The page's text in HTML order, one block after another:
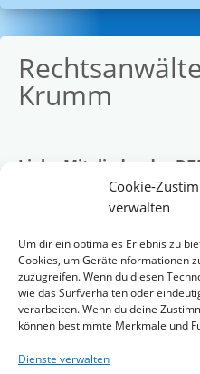
Cookie-
verwalten
Um dir ein optimales Erlebnis zu
Cookies, um Geräteinformationen
zuzugreifen. Wenn du diesen
wie das Surfverhalten oder
verarbeiten. Wenn du deine
können bestimmte Merkmale und
Dienste verwalten
Krumm
Liebe Mitglieder des
Die benannte
Straubing, steht ab
Bei Bedarf bitte einfach
Anwaltskanzlei wenden.